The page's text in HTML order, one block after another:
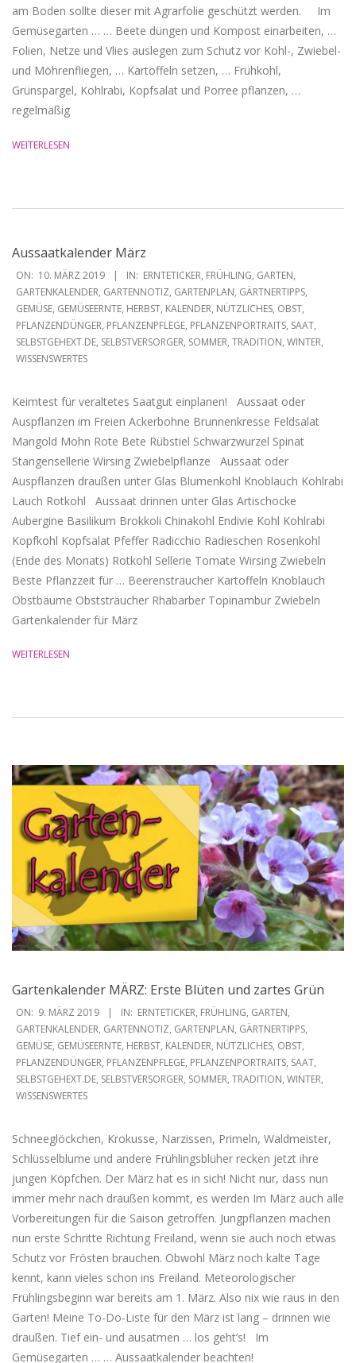
am Boden sollte dieser mit Agrarfolie geschützt werden. Im
Gemüsegarten … … Beete düngen und Kompost einarbeiten, …
Folien, Netze und Vlies auslegen zum Schutz vor Kohl-, Zwiebel-
und Möhrenfliegen, … Kartoffeln setzen, … Frühkohl,
Grünspargel, Kohlrabi, Kopfsalat und Porree pflanzen, …
regelmäßig
WEITERLESEN
Aussaatkalender März
2019-
03-
10
ON: 10. MÄRZ 2019 IN: ERNTETICKER, FRÜHLING, GARTEN,
GARTENKALENDER, GARTENNOTIZ, GARTENPLAN, GÄRTNERTIPPS,
GEMÜSE, GEMÜSEERNTE, HERBST, KALENDER, NÜTZLICHES, OBST,
PFLANZENDÜNGER, PFLANZENPFLEGE, PFLANZENPORTRAITS, SAAT,
SELBSTGEHEXT.DE, SELBSTVERSORGER, SOMMER, TRADITION, WINTER,
WISSENSWERTES
Keimtest für veraltetes Saatgut einplanen! Aussaat oder
Auspflanzen im Freien Ackerbohne Brunnenkresse Feldsalat
Mangold Mohn Rote Bete Rübstiel Schwarzwurzel Spinat
Stangensellerie Wirsing Zwiebelpflanze Aussaat oder
Auspflanzen draußen unter Glas Blumenkohl Knoblauch Kohlrabi
Lauch Rotkohl Aussaat drinnen unter Glas Artischocke
Aubergine Basilikum Brokkoli Chinakohl Endivie Kohl Kohlrabi
Kopfkohl Kopfsalat Pfeffer Radicchio Radieschen Rosenkohl
(Ende des Monats) Rotkohl Sellerie Tomate Wirsing Zwiebeln
Beste Pflanzzeit für … Beerensträucher Kartoffeln Knoblauch
Obstbäume Obststräucher Rhabarber Topinambur Zwiebeln
Gartenkalender für März
WEITERLESEN
Gartenkalender MÄRZ: Erste Blüten und zartes Grün
2019-
03-
09
ON: 9. MÄRZ 2019 IN: ERNTETICKER, FRÜHLING, GARTEN,
GARTENKALENDER, GARTENNOTIZ, GARTENPLAN, GÄRTNERTIPPS,
GEMÜSE, GEMÜSEERNTE, HERBST, KALENDER, NÜTZLICHES, OBST,
PFLANZENDÜNGER, PFLANZENPFLEGE, PFLANZENPORTRAITS, SAAT,
SELBSTGEHEXT.DE, SELBSTVERSORGER, SOMMER, TRADITION, WINTER,
WISSENSWERTES
Schneeglöckchen, Krokusse, Narzissen, Primeln, Waldmeister,
Schlüsselblume und andere Frühlingsblüher recken jetzt ihre
jungen Köpfchen. Der März hat es in sich! Nicht nur, dass nun
immer mehr nach draußen kommt, es werden Im März auch alle
Vorbereitungen für die Saison getroffen. Jungpflanzen machen
nun erste Schritte Richtung Freiland, wenn sie auch noch etwas
Schutz vor Frösten brauchen. Obwohl März noch kalte Tage
kennt, kann vieles schon ins Freiland. Meteorologischer
Frühlingsbeginn war bereits am 1. März. Also nix wie raus in den
Garten! Meine To-Do-Liste für den März ist lang – drinnen wie
draußen. Tief ein- und ausatmen … los geht’s! Im
Gemüsegarten … … Aussaatkalender beachten!